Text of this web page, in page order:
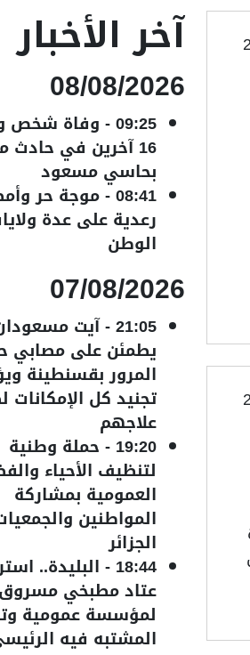
آخر الأخبار
08/08/2026
09:25
- وفاة شخص
16 آخرين في حادث
بحاسي مسعود
08:41
-موجة حر
رعدية على عدة
الوطن
07/08/2026
21:05
-آيت
يطمئن على مصابي
المرور بقسنطينة
تجنيد كل الإمكانات
علاجهم
19:20
- حملة وطنية
لتنظيف الأحياء
العمومية بمشاركة
المواطنين
الجزائر
18:44
- البليدة..
عتاد مطبخي مسروق
لمؤسسة عمومية
المشتبه فيه